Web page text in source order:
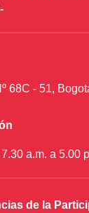
68C - 51,
a.m. a 5.00
de la